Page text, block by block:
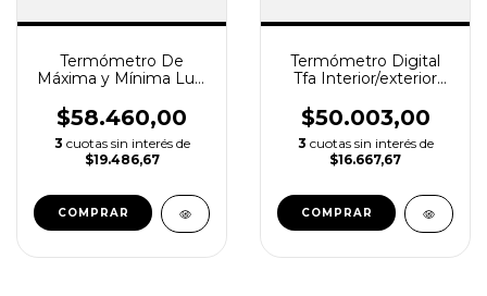
Termómetro De
Máxima y Mínima Luft
$58.460,00
3 cuotas sin interés de
$19.486,67
Termómetro Digital
Tfa Interior/exterior
$50.003,00
3 cuotas sin interés de
$16.667,67